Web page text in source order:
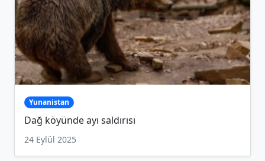
Yunanistan
Dağ köyünde ayı saldırısı
24 Eylül 2025